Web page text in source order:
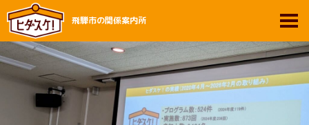
飛騨市の関係案内所